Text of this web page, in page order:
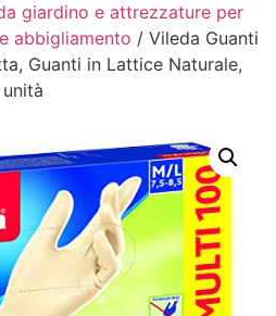
giardino e attrezzature per
abbigliamento / Vileda Guanti
Guanti in Lattice Naturale,